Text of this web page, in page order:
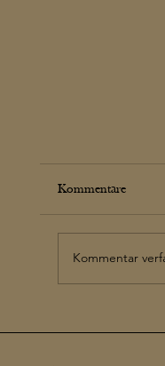
THE
Kommentare
Kommentar